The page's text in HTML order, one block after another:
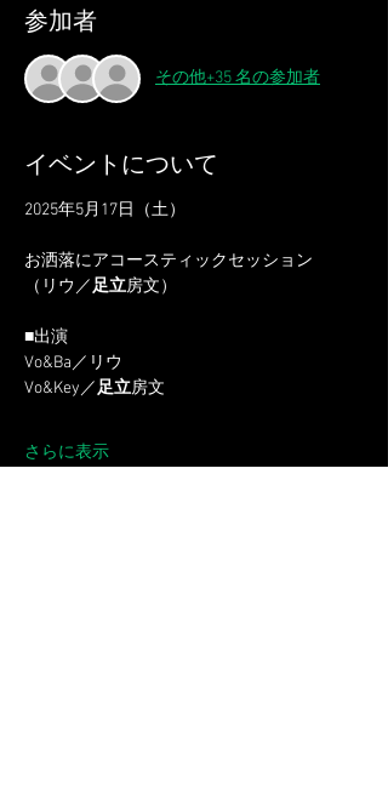
参加者
その他+35 名の参加者
イベントについて
2025年5月17日（土）
お洒落にアコースティックセッション
（リウ／足立房文）
■出演
Vo&Ba／リウ
Vo&Key／足立房文
さらに表示